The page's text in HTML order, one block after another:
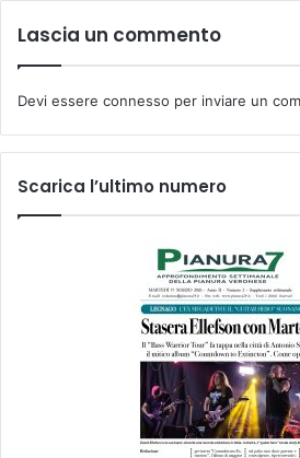
Lascia un commento
Devi essere connesso per inviare un
Scarica l’ultimo numero